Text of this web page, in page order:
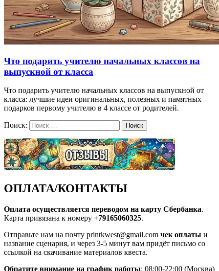
Что подарить учителю начальных классов на
выпускной от класса
Что подарить учителю начальных классов на выпускной от
класса: лучшие идеи оригинальных, полезных и памятных
подарков первому учителю в 4 классе от родителей.
Поиск: Поиск
ОПЛАТА/КОНТАКТЫ
Оплата осуществляется переводом на карту Сбербанка.
Карта привязана к номеру +79165060325.
Отправьте нам на почту printkwest@gmail.com чек оплаты и
название сценария, и через 3-5 минут вам придёт письмо со
ссылкой на скачивание материалов квеста.
Обратите внимание на график работы: 08:00-22:00 (Москва)